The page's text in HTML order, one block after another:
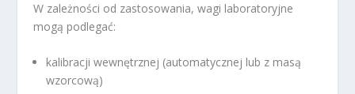
W zależności od zastosowania, wagi laboratoryjne
mogą podlegać:
kalibracji wewnętrznej (automatycznej lub z masą
wzorcową)